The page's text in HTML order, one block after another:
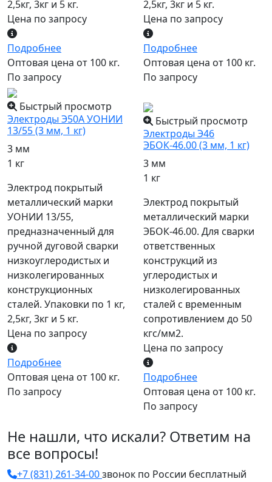
2,5кг, 3кг и 5 кг.
Цена по запросу
Подробнее
Оптовая цена от 100 кг.
По запросу
2,5кг, 3кг и 5 кг.
Цена по запросу
Подробнее
Оптовая цена от 100 кг.
По запросу
Быстрый просмотр
Электроды Э50А УОНИИ
13/55 (3 мм, 1 кг)
3 мм
1 кг
Электрод покрытый
металлический марки
УОНИИ 13/55,
предназначенный для
ручной дуговой сварки
низкоуглеродистых и
низколегированных
конструкционных
сталей. Упаковки по 1 кг,
2,5кг, 3кг и 5 кг.
Цена по запросу
Подробнее
Оптовая цена от 100 кг.
По запросу
Быстрый просмотр
Электроды Э46
ЭБОК-46.00 (3 мм, 1 кг)
3 мм
1 кг
Электрод покрытый
металлический марки
ЭБОК-46.00. Для сварки
ответственных
конструкций из
углеродистых и
низколегированных
сталей с временным
сопротивлением до 50
кгс/мм2.
Цена по запросу
Подробнее
Оптовая цена от 100 кг.
По запросу
Не нашли, что искали? Ответим на
все вопросы!
+7 (831) 261-34-00звонок по России бесплатный